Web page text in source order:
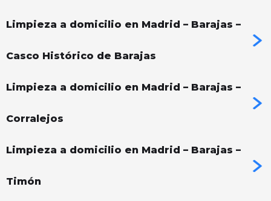
Limpieza a domicilio en Madrid – Barajas –
Casco Histórico de Barajas
Limpieza a domicilio en Madrid – Barajas –
Corralejos
Limpieza a domicilio en Madrid – Barajas –
Timón